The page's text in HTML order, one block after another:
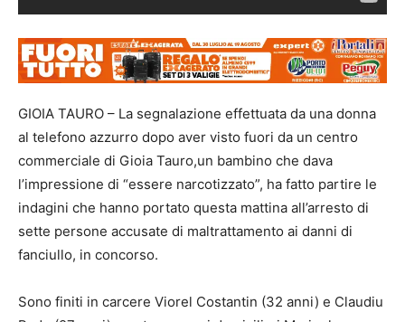
GIOIA TAURO – La segnalazione effettuata da una donna
al telefono azzurro dopo aver visto fuori da un centro
commerciale di Gioia Tauro,un bambino che dava
l’impressione di “essere narcotizzato”, ha fatto partire le
indagini che hanno portato questa mattina all’arresto di
sette persone accusate di maltrattamento ai danni di
fanciullo, in concorso.
Sono finiti in carcere Viorel Costantin (32 anni) e Claudiu